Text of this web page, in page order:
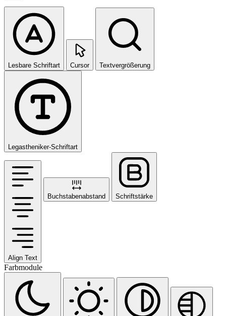
Lesbare Schriftart Cursor Textvergrößerung
Legastheniker-Schriftart
Align Text
Buchstabenabstand Schriftstärke
Farbmodule